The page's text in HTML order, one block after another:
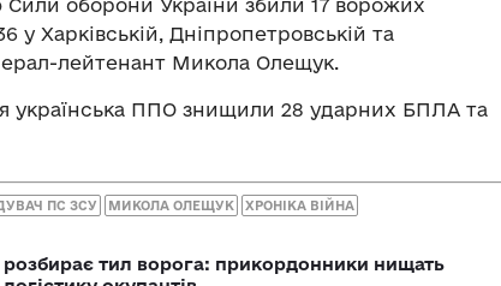
Сили оборони України збили 17 ворожих
у Харківській, Дніпропетровській та
лейтенант Микола Олещук.
українська ППО знищили 28 ударних БПЛА та
ПС ЗСУ МИКОЛА ОЛЕЩУК ХРОНІКА ВІЙНА
тил ворога: прикордонники нищать